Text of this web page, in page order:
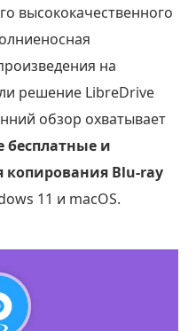
высококачественного
на
решение LibreDrive
обзор охватывает
бесплатные и
Blu-ray
11 и macOS.